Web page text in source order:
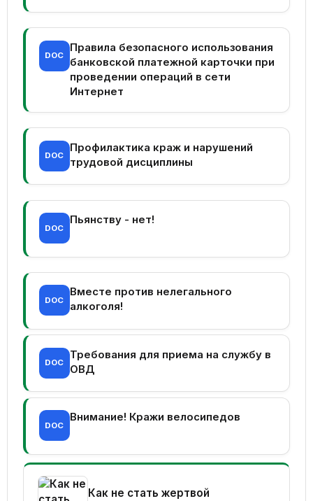
DOC
Правила безопасного использования
банковской платежной карточки при
проведении операций в сети
Интернет
DOC
Профилактика краж и нарушений
трудовой дисциплины
DOC
Пьянству - нет!
DOC
Вместе против нелегального
алкоголя!
DOC
Требования для приема на службу в
ОВД
DOC
Внимание! Кражи велосипедов
Как не стать жертвой